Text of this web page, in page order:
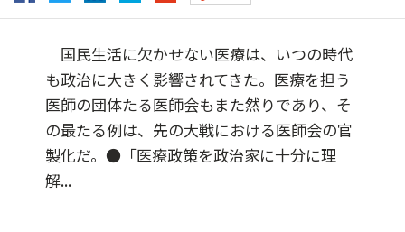
国民生活に欠かせない医療は、いつの時代
も政治に大きく影響されてきた。医療を担う
医師の団体たる医師会もまた然りであり、そ
の最たる例は、先の大戦における医師会の官
製化だ。●「医療政策を政治家に十分に理
解...